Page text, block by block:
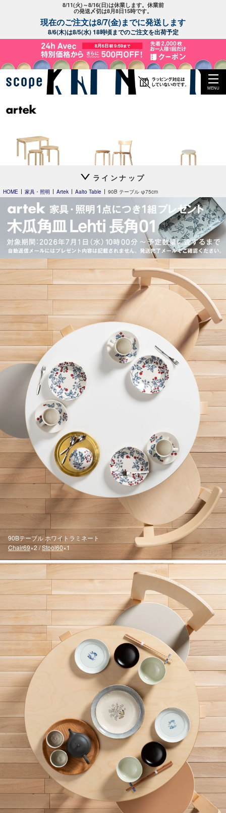
8/11(火)～8/16(日)は休業します。休業前
の発送〆切は8月8日15時です。
現在のご注文は8/7(金)までに発送します
8/6(木)は8/5(水) 18時頃までのご注文を出荷予定
MENU
special edition
by scope 2023
ナチュラル ラッカー
Stool 60
ハニー / ウォールナット
ラインナップ
HOME 家具・照明 Artek Aalto Table 90B テーブル φ75cm
90Bテーブル ホワイトラミネート
Chair69×2 /Stool60×1